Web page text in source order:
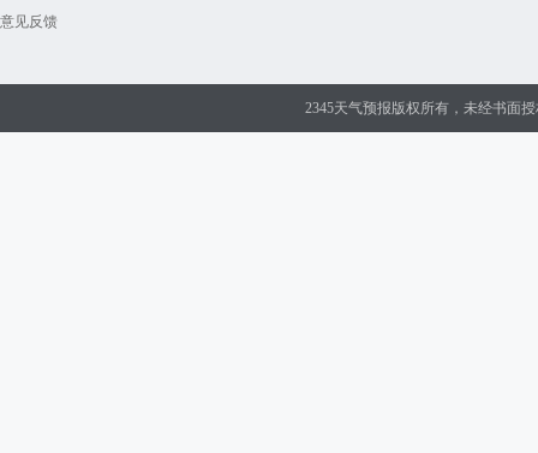
意见反馈
2345天气预报版权所有，未经书面